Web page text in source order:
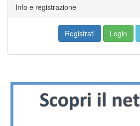
Info e registrazione
Registrati Login